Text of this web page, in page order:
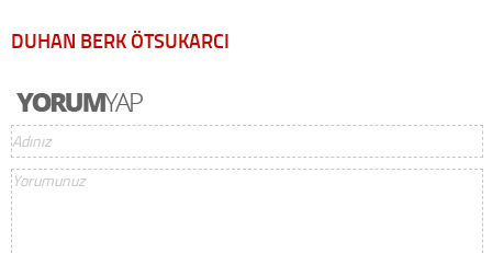
DUHAN BERK ÖTSUKARCI